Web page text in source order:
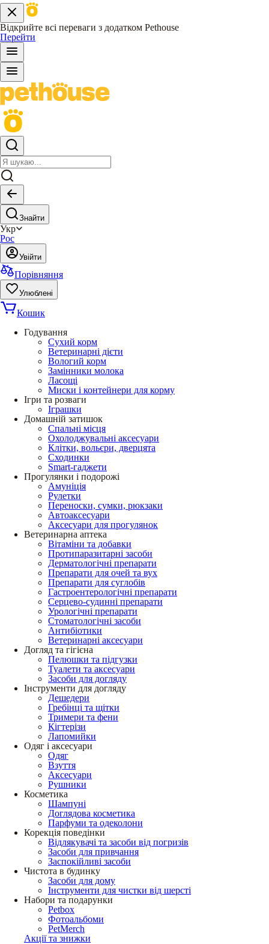
Відкрийте всі переваги з додатком Pethouse
Перейти
Знайти
Укр
Рос
Увійти
Порівняння
Улюблені
Кошик
Годування
Сухий корм
Ветеринарні дієти
Вологий корм
Замінники молока
Ласощі
Миски і контейнери для корму
Ігри та розваги
Іграшки
Домашній затишок
Спальні місця
Охолоджувальні аксесуари
Клітки, вольєри, дверцята
Сходинки
Smart-гаджети
Прогулянки і подорожі
Амуніція
Рулетки
Переноски, сумки, рюкзаки
Автоаксесуари
Аксесуари для прогулянок
Ветеринарна аптека
Вітаміни та добавки
Протипаразитарні засоби
Дерматологічні препарати
Препарати для очей та вух
Препарати для суглобів
Гастроентерологічні препарати
Серцево-судинні препарати
Урологічні препарати
Стоматологічні засоби
Антибіотики
Ветеринарні аксесуари
Догляд та гігієна
Пелюшки та підгузки
Туалети та аксесуари
Засоби для догляду
Інструменти для догляду
Дешедери
Гребінці та щітки
Тримери та фени
Кігтерізи
Лапомийки
Одяг і аксесуари
Одяг
Взуття
Аксесуари
Рушники
Косметика
Шампуні
Доглядова косметика
Парфуми та одеколони
Корекція поведінки
Відлякувачі та засоби від погризів
Засоби для привчання
Заспокійливі засоби
Чистота в будинку
Засоби для дому
Інструменти для чистки від шерсті
Набори та подарунки
Petbox
Фотоальбоми
PetMerch
Акції та знижки